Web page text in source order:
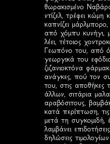
θωρακισμένο
ντίζελ, τρέφει κώμη
καπνίζει μάρλμπορο,
από χόμπυ κυνήγι,
λέει, τέτοιος
Γεωπόνο του, από
γεωργικά του
ζιζανιοκτόνα
ανάγκες, πού τον
του, στις αποθήκες
άλλων, σιτάρια
αραβόσιτους,
κατά περίπτωση,
μετά τη συγκομιδή,
λαμβάνει
δηλώσεις